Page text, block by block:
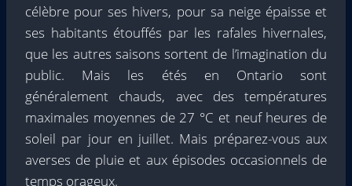
célèbre pour ses hivers, pour sa neige épaisse et
ses habitants étouffés par les rafales hivernales,
que les autres saisons sortent de l’imagination du
public. Mais les étés en Ontario sont
généralement chauds, avec des températures
maximales moyennes de 27 °C et neuf heures de
soleil par jour en juillet. Mais préparez-vous aux
averses de pluie et aux épisodes occasionnels de
temps orageux.